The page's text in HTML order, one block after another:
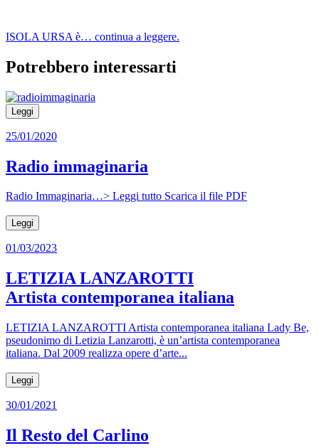
ISOLA URSA è… continua a leggere.
Potrebbero interessarti
Leggi
25/01/2020
Radio immaginaria
Radio Immaginaria…> Leggi tutto Scarica il file PDF
Leggi
01/03/2023
LETIZIA LANZAROTTI
Artista contemporanea italiana
LETIZIA LANZAROTTI Artista contemporanea italiana Lady Be,
pseudonimo di Letizia Lanzarotti, è un’artista contemporanea
italiana. Dal 2009 realizza opere d’arte...
Leggi
30/01/2021
Il Resto del Carlino